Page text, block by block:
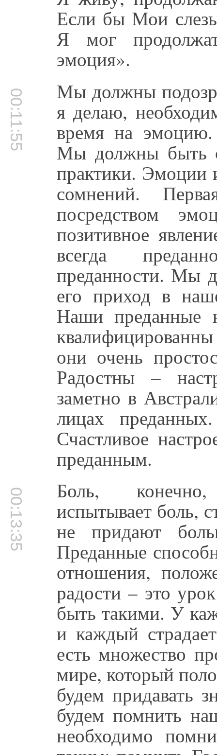
Если бы Мои
Я мог
эмоция».
00:11:55 Мы должны
я делаю,
время на
Мы должны быть
практики. Эмоции
сомнений.
посредством
позитивное
всегда
преданности. Мы
его приход в
Наши преданные
они очень
Радостны –
заметно в
лицах
Счастливое
преданным.
00:13:35 Боль,
испытывает боль,
не придают
Преданные
отношения,
радости – это
быть такими. У
и каждый
есть множество
мире, который
будем придавать
будем помнить
необходимо